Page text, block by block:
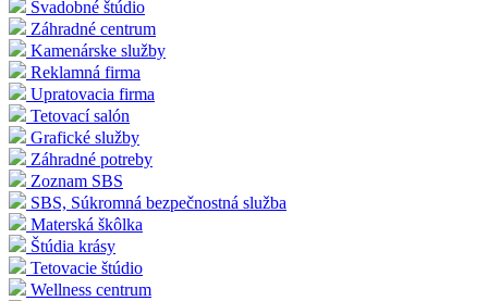
Svadobné štúdio
Záhradné centrum
Kamenárske služby
Reklamná firma
Upratovacia firma
Tetovací salón
Grafické služby
Záhradné potreby
Zoznam SBS
SBS, Súkromná bezpečnostná služba
Materská škôlka
Štúdia krásy
Tetovacie štúdio
Wellness centrum